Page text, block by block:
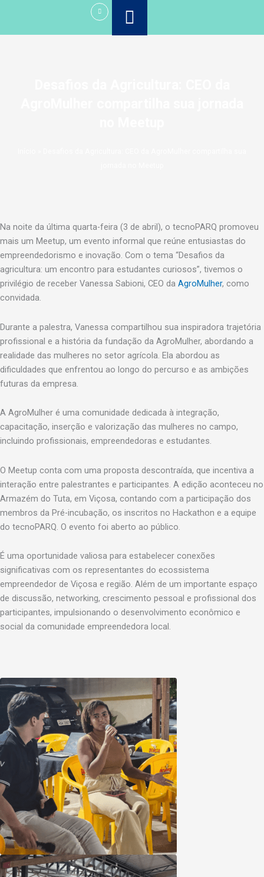
o
Na noite da última quarta-feira (3 de abril), o tecnoPARQ promoveu
mais um Meetup, um evento informal que reúne entusiastas do
empreendedorismo e inovação. Com o tema “Desafios da
agricultura: um encontro para estudantes curiosos”, tivemos o
privilégio de receber Vanessa Sabioni, CEO da AgroMulher, como
convidada.
Durante a palestra, Vanessa compartilhou sua inspiradora trajetória
profissional e a história da fundação da AgroMulher, abordando a
realidade das mulheres no setor agrícola. Ela abordou as
dificuldades que enfrentou ao longo do percurso e as ambições
futuras da empresa.
A AgroMulher é uma comunidade dedicada à integração,
capacitação, inserção e valorização das mulheres no campo,
incluindo profissionais, empreendedoras e estudantes.
O Meetup conta com uma proposta descontraída, que incentiva a
interação entre palestrantes e participantes. A edição aconteceu no
Armazém do Tuta, em Viçosa, contando com a participação dos
membros da Pré-incubação, os inscritos no Hackathon e a equipe
do tecnoPARQ. O evento foi aberto ao público.
É uma oportunidade valiosa para estabelecer conexões
significativas com os representantes do ecossistema
empreendedor de Viçosa e região. Além de um importante espaço
de discussão, networking, crescimento pessoal e profissional dos
participantes, impulsionando o desenvolvimento econômico e
social da comunidade empreendedora local.